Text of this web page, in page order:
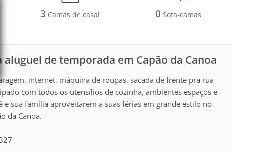
3 Camas de casal 0 Sofa-camas
aluguel de temporada em Capão da Canoa
internet, máquina de roupas, sacada de frente pra rua
com todos os utensílios de cozinha, ambientes espaços e
e sua família aproveitarem a suas férias em grande estilo no
da Canoa.